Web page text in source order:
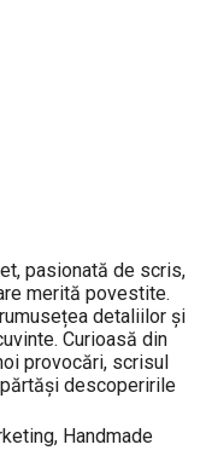
pasionată de scris,
merită povestite.
detaliilor și
Curioasă din
provocări, scrisul
descoperirile
Handmade